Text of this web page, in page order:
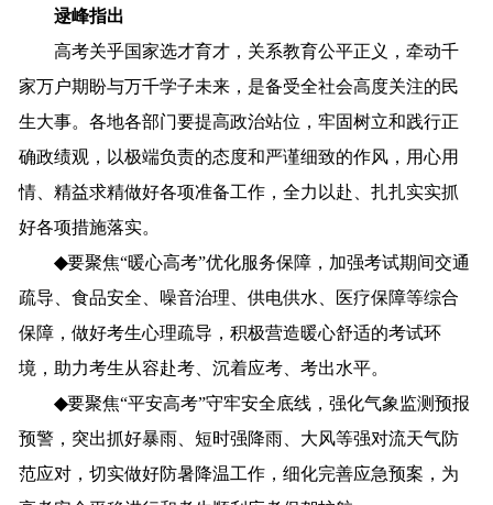
逯峰指出
高考关乎国家选才育才，关系教育公平正义，牵动千
家万户期盼与万千学子未来，是备受全社会高度关注的民
生大事。各地各部门要提高政治站位，牢固树立和践行正
确政绩观， 以极端负责的态度和严谨细致的作风 ， 用心用
情、精益求精做好各项准备工作，全力以赴、扎扎实实抓
好各项措施落实。
◆要聚焦“暖心高考”优化服务保障 ， 加强考试期间交通
疏导、食品安全、噪音治理、供电供水、医疗保障等综合
保障，做好考生心理疏导，积极营造暖心舒适的考试环
境，助力考生从容赴考、沉着应考、考出水平。
◆要聚焦“平安高考”守牢安全底线，强化气象监测预报
预警，突出抓好暴雨、短时强降雨、大风等强对流天气防
范应对 ，切实做好防暑降温工作，细化完善应急预案，为